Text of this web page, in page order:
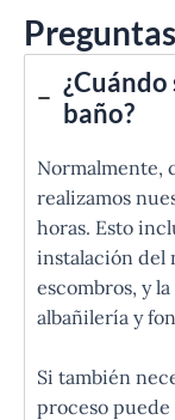
baño?
Normalmente,
realizamos
horas. Esto
instalación del
escombros, y
albañilería y
Si también
proceso puede